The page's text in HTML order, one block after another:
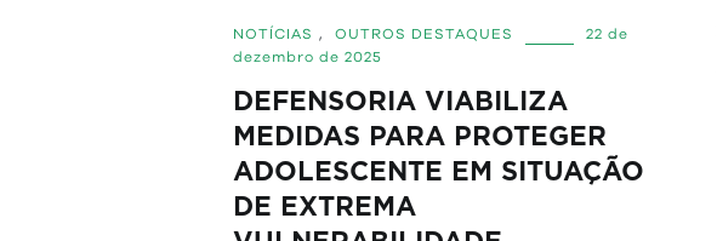
NOTÍCIAS , OUTROS DESTAQUES
22 de
dezembro de 2025
DEFENSORIA VIABILIZA
MEDIDAS PARA PROTEGER
ADOLESCENTE EM SITUAÇÃO
DE EXTREMA